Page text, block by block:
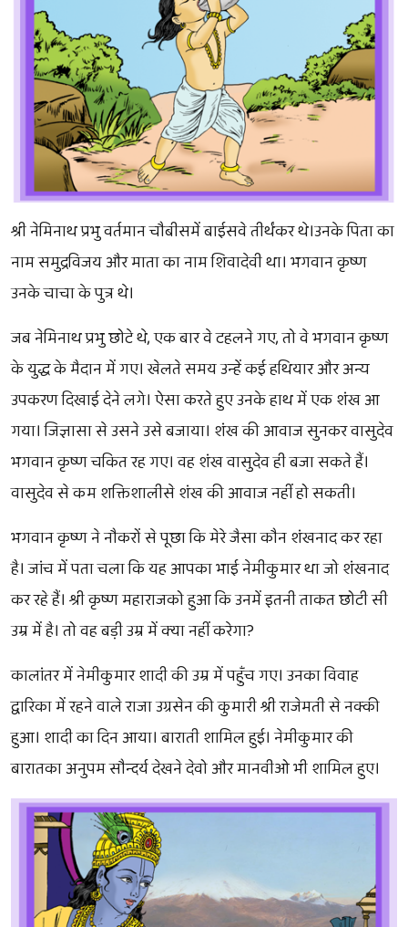
श्री नेमिनाथ प्रभु वर्तमान चौबीसमें बाईसवे तीर्थंकर थे।उनके पिता का
नाम समुद्रविजय और माता का नाम शिवादेवी था। भगवान कृष्ण
उनके चाचा के पुत्र थे।
जब नेमिनाथ प्रभु छोटे थे, एक बार वे टहलने गए, तो वे भगवान कृष्ण
के युद्ध के मैदान में गए। खेलते समय उन्हें कई हथियार और अन्य
उपकरण दिखाई देने लगे। ऐसा करते हुए उनके हाथ में एक शंख आ
गया। जिज्ञासा से उसने उसे बजाया। शंख की आवाज सुनकर वासुदेव
भगवान कृष्ण चकित रह गए। वह शंख वासुदेव ही बजा सकते हैं।
वासुदेव से कम शक्तिशालीसे शंख की आवाज नहीं हो सकती।
भगवान कृष्ण ने नौकरों से पूछा कि मेरे जैसा कौन शंखनाद कर रहा
है। जांच में पता चला कि यह आपका भाई नेमीकुमार था जो शंखनाद
कर रहे हैं। श्री कृष्ण महाराजको हुआ कि उनमें इतनी ताकत छोटी सी
उम्र में है। तो वह बड़ी उम्र में क्या नहीं करेगा?
कालांतर में नेमीकुमार शादी की उम्र में पहुँच गए। उनका विवाह
द्वारिका में रहने वाले राजा उग्रसेन की कुमारी श्री राजेमती से नक्की
हुआ। शादी का दिन आया। बाराती शामिल हुई। नेमीकुमार की
बारातका अनुपम सौन्दर्य देखने देवो और मानवीओ भी शामिल हुए।